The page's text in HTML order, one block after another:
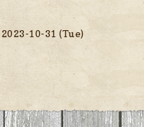
2023-10-31 (Tue)